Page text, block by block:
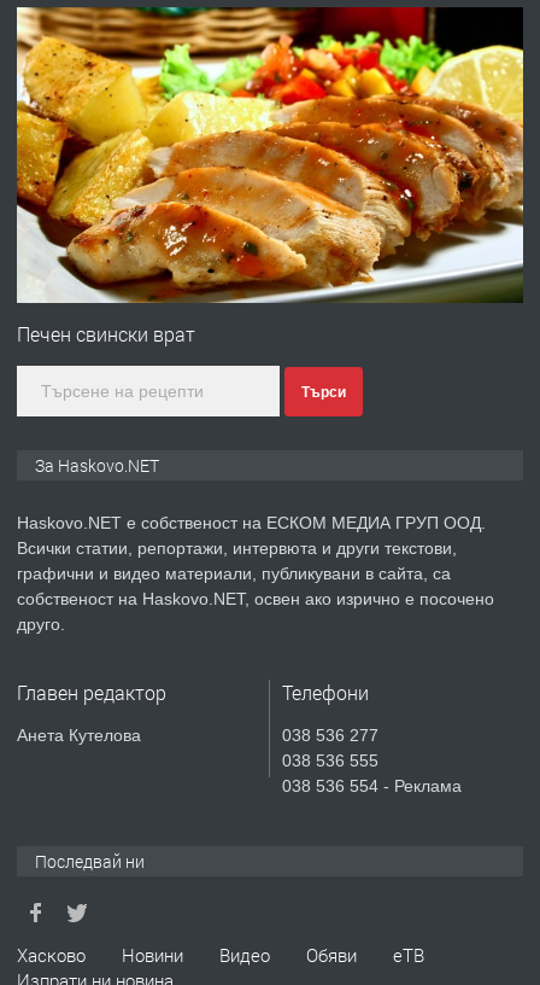
АПАРТАМЕНТ В ЦЕНТЪРА НА ГР.
ХАСКОВО
преди 2 дни
ПРЕДЛАГА Давам гараж под наем
преди 2 дни
ПРЕДЛАГА
№4120 Магазин/Офис под наем в кв.
градската градина!
преди 3 дни
ПРЕДЛАГА
Продавам парцел в гр. Хасково кв.
СГЛОБЯВАНЕ НА МЕБЕЛИ.
апартамент под наем в кв.
Печен свински врат
Търси
За Haskovo.NET
Haskovo.NET е собственост на ЕСКОМ МЕДИА ГРУП ООД.
Всички статии, репортажи, интервюта и други текстови,
графични и видео материали, публикувани в сайта, са
собственост на Haskovo.NET, освен ако изрично е посочено
друго.
Главен редактор
Анета Кутелова
Телефони
038 536 277
038 536 555
038 536 554 - Реклама
Последвай ни
Хасково Новини Видео Обяви
еТВ
Изпрати ни новина